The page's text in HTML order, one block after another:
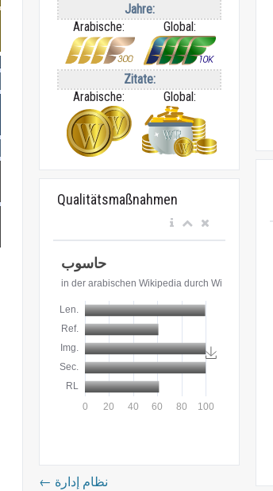
Jahre:
Arabische:
Global:
Zitate:
Arabische:
Global:
Qualitätsmaßnahmen
←